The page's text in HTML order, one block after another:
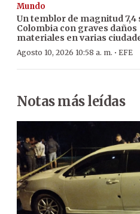
Mundo
Un temblor de magnitud 7,4
Colombia con graves daños
materiales en varias
Agosto 10, 2026 10:58 a. m. · EFE
Notas más leídas